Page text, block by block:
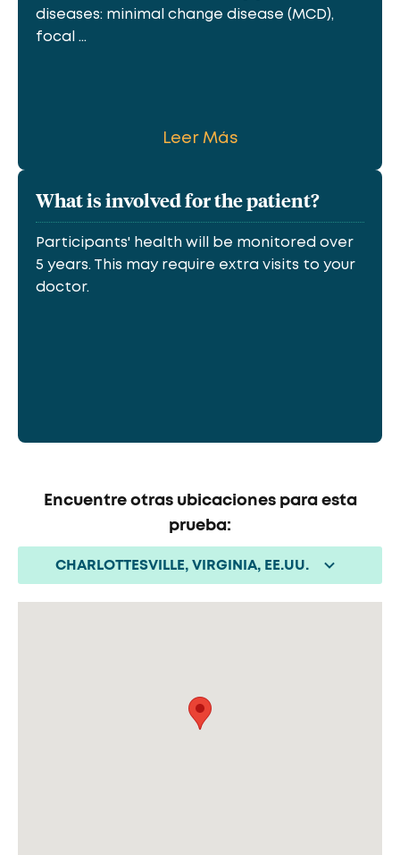
diseases: minimal change disease (MCD),
focal ...
Leer Más
What is involved for the patient?
Participants' health will be monitored over
5 years. This may require extra visits to your
doctor.
Encuentre otras ubicaciones para esta
prueba:
CHARLOTTESVILLE, VIRGINIA, EE.UU.